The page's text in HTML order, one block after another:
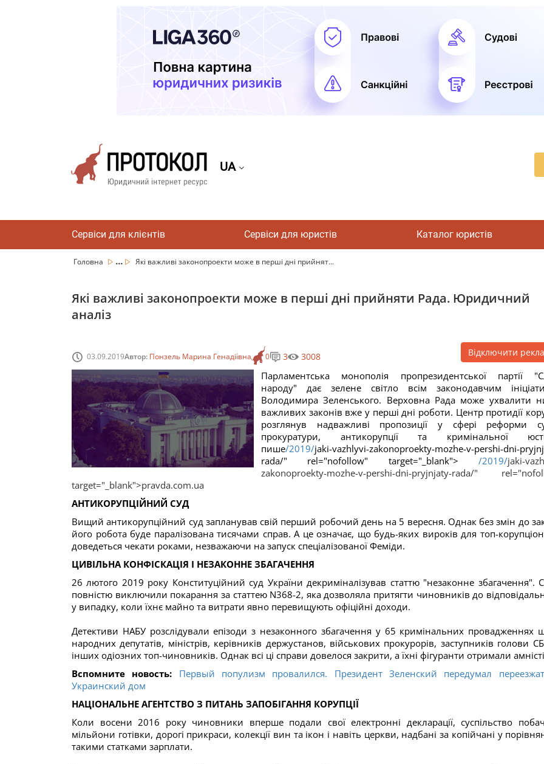
UA
Сервіси для клієнтів Сервіси для юристів Каталог юристів
Головна ... Які важливі законопроекти може в перші дні прийнят...
Які важливі законопроекти може в перші дні прийняти Рада. Юридичний
аналіз
03.09.2019Автор: Понзель Марина Генадіївна 0 3 3008 Відключити
Парламентська монополія пропрезидентської партії
народу" дає зелене світло всім законодавчим
Володимира Зеленського. Верховна Рада може ухвалити
важливих законів вже у перші дні роботи. Центр протидії
розглянув надважливі пропозиції у сфері реформи
прокуратури, антикорупції та кримінальної
пише/2019/jaki-vazhlyvi-zakonoproekty-mozhe-v-pershi-dni-
rada/" rel="nofollow" target="_blank"> /2019/jaki-
zakonoproekty-mozhe-v-pershi-dni-pryjnjaty-rada/"
target="_blank">pravda.com.ua
АНТИКОРУПЦІЙНИЙ СУД
Вищий антикорупційний суд запланував свій перший робочий день на 5 вересня. Однак без змін до
його робота буде паралізована тисячами справ. А це означає, що будь-яких вироків для топ-
доведеться чекати роками, незважаючи на запуск спеціалізованої Феміди.
ЦИВІЛЬНА КОНФІСКАЦІЯ І НЕЗАКОННЕ ЗБАГАЧЕННЯ
26 лютого 2019 року Конституційний суд України декриміналізував статтю "незаконне збагачення".
повністю виключили покарання за статтею N368-2, яка дозволяла притягти чиновників до
у випадку, коли їхнє майно та витрати явно перевищують офіційні доходи.
Детективи НАБУ розслідували епізоди з незаконного збагачення у 65 кримінальних провадженнях
народних депутатів, міністрів, керівників держустанов, військових прокурорів, заступників голови
інших одіозних топ-чиновників. Однак всі ці справи довелося закрити, а їхні фігуранти отримали
Вспомните новость: Первый популизм провалился. Президент Зеленский передумал
Украинский дом
НАЦІОНАЛЬНЕ АГЕНТСТВО З ПИТАНЬ ЗАПОБІГАННЯ КОРУПЦІЇ
Коли восени 2016 року чиновники вперше подали свої електронні декларації, суспільство
мільйони готівки, дорогі прикраси, колекції вин та ікон і навіть церкви, надбані за копійчані у
такими статками зарплати.